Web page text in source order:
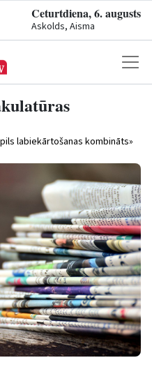
Ceturtdiena, 6. augusts
Askolds, Aisma
labiekārtošanas kombināts»